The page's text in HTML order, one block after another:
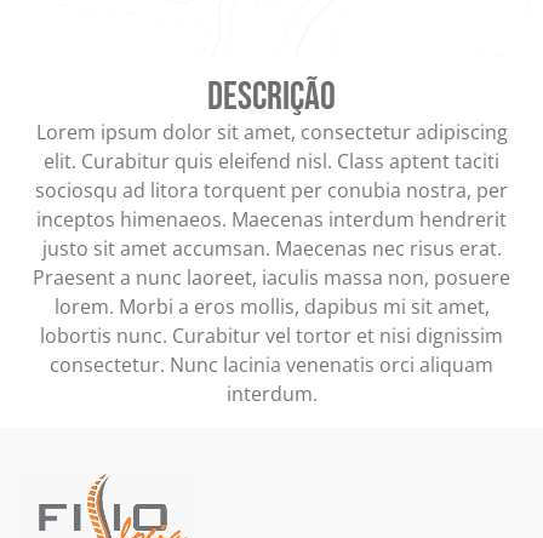
Descrição
Lorem ipsum dolor sit amet, consectetur adipiscing
elit. Curabitur quis eleifend nisl. Class aptent taciti
sociosqu ad litora torquent per conubia nostra, per
inceptos himenaeos. Maecenas interdum hendrerit
justo sit amet accumsan. Maecenas nec risus erat.
Praesent a nunc laoreet, iaculis massa non, posuere
lorem. Morbi a eros mollis, dapibus mi sit amet,
lobortis nunc. Curabitur vel tortor et nisi dignissim
consectetur. Nunc lacinia venenatis orci aliquam
interdum.